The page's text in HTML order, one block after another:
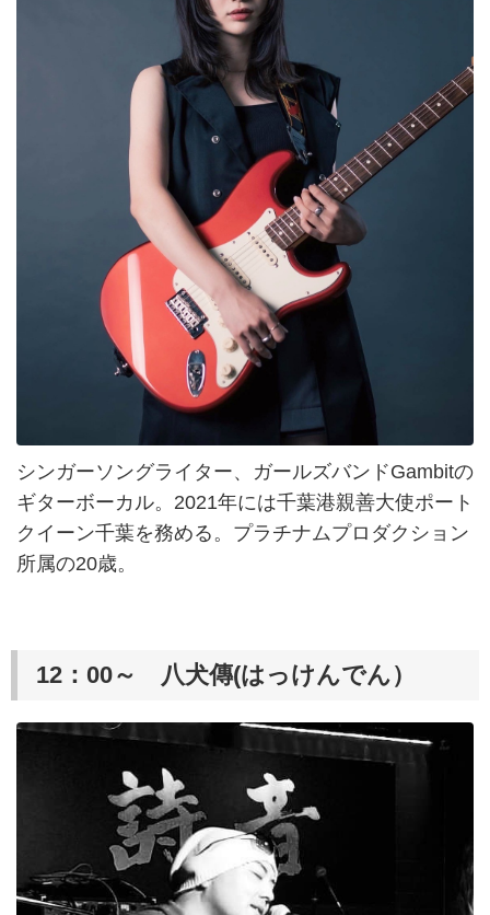
シンガーソングライター、ガールズバンドGambitの
ギターボーカル。2021年には千葉港親善大使ポート
クイーン千葉を務める。プラチナムプロダクション
所属の20歳。
12：00～ 八犬傳(はっけんでん）